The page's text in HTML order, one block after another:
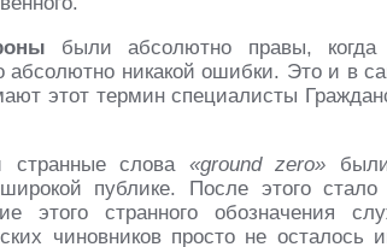
были абсолютно правы, когда
абсолютно никакой ошибки. Это и в
этот термин специалисты
слова «ground zero»
публике. После этого стало
этого странного обозначения
чиновников просто не осталось